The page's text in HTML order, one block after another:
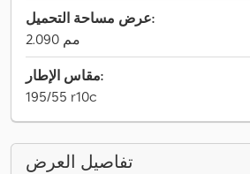
عرض مساحة التحميل:
2.090 مم
مقاس الإطار:
195/55 r10c
تفاصيل العرض